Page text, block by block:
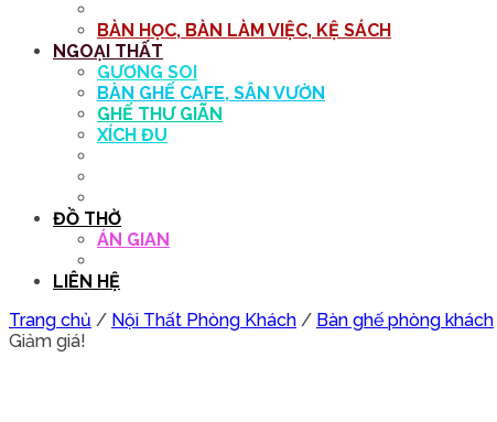
BÀN HỌC, BÀN LÀM VIỆC, KỆ SÁCH
NGOẠI THẤT
GƯƠNG SOI
BÀN GHẾ CAFE, SÂN VƯỜN
GHẾ THƯ GIÃN
XÍCH ĐU
ĐỒ THỜ
ÁN GIAN
LIÊN HỆ
Trang chủ / Nội Thất Phòng Khách / Bàn ghế phòng khách
Giảm giá!